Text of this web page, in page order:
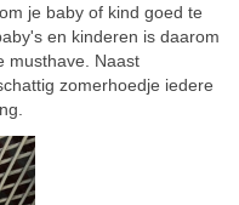
je baby of kind goed te
en kinderen is daarom
musthave. Naast
zomerhoedje iedere